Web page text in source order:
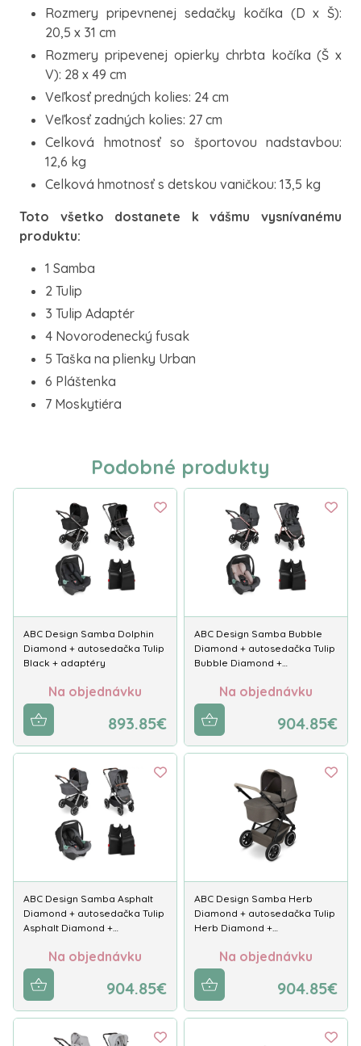
Rozmery pripevnenej sedačky kočíka (D x Š):
20,5 x 31 cm
Rozmery pripevenej opierky chrbta kočíka (Š x
V): 28 x 49 cm
Veľkosť predných kolies: 24 cm
Veľkosť zadných kolies: 27 cm
Celková hmotnosť so športovou nadstavbou:
12,6 kg
Celková hmotnosť s detskou vaničkou: 13,5 kg
Toto všetko dostanete k vášmu vysnívanému
produktu:
1 Samba
2 Tulip
3 Tulip Adaptér
4 Novorodenecký fusak
5 Taška na plienky Urban
6 Pláštenka
7 Moskytiéra
Podobné produkty
ABC Design Samba Dolphin
Diamond + autosedačka Tulip
Black + adaptéry
Na objednávku
893.85€
ABC Design Samba Bubble
Diamond + autosedačka Tulip
Bubble Diamond +…
Na objednávku
904.85€
ABC Design Samba Asphalt
Diamond + autosedačka Tulip
Asphalt Diamond +…
Na objednávku
904.85€
ABC Design Samba Herb
Diamond + autosedačka Tulip
Herb Diamond +…
Na objednávku
904.85€